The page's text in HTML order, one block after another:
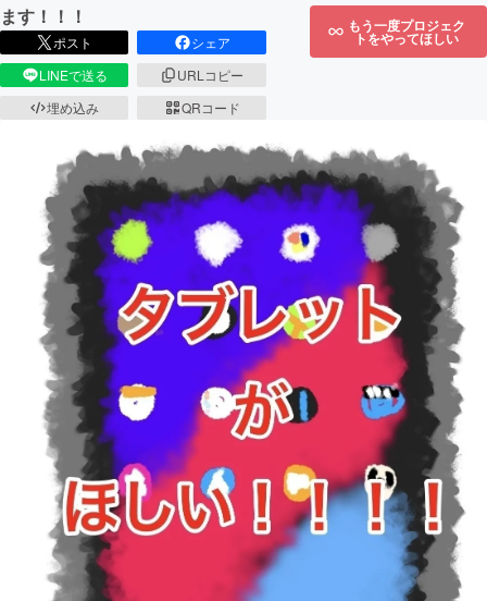
ます！！！
ポスト
シェア
LINEで送る
URLコピー
埋め込み
QRコード
もう一度プロジェク
トをやってほしい